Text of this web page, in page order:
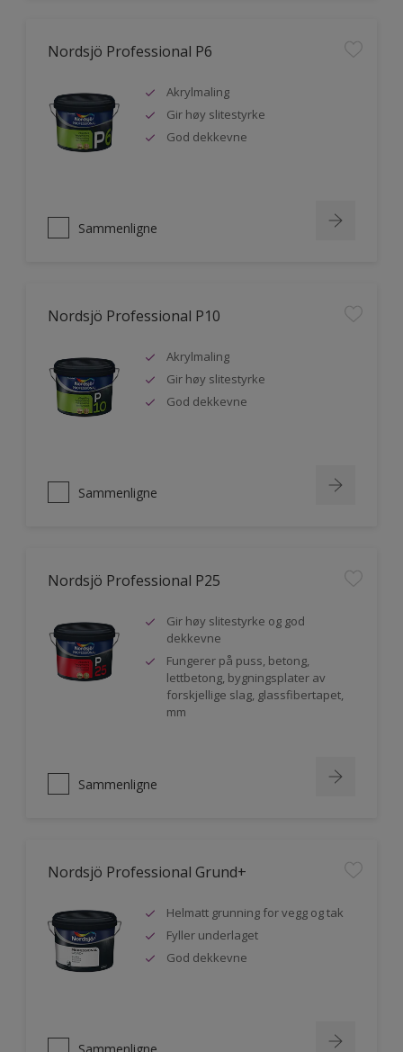
Nordsjö Professional P6
Akrylmaling
Gir høy slitestyrke
God dekkevne
Sammenligne
Nordsjö Professional P10
Akrylmaling
Gir høy slitestyrke
God dekkevne
Sammenligne
Nordsjö Professional P25
Gir høy slitestyrke og god
dekkevne
Fungerer på puss, betong,
lettbetong, bygningsplater av
forskjellige slag, glassfibertapet,
mm
Sammenligne
Nordsjö Professional Grund+
Helmatt grunning for vegg og tak
Fyller underlaget
God dekkevne
Sammenligne